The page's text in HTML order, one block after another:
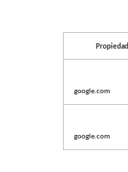
Propiedad
google.com
google.com